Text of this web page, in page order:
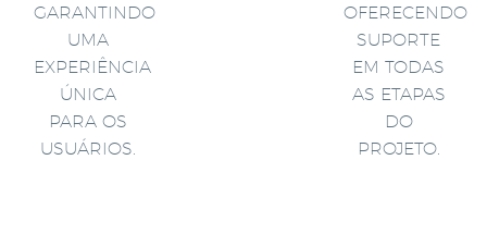
GARANTINDO
UMA
EXPERIÊNCIA
ÚNICA
PARA OS
USUÁRIOS.
OFERECENDO
SUPORTE
EM TODAS
AS ETAPAS
DO
PROJETO.